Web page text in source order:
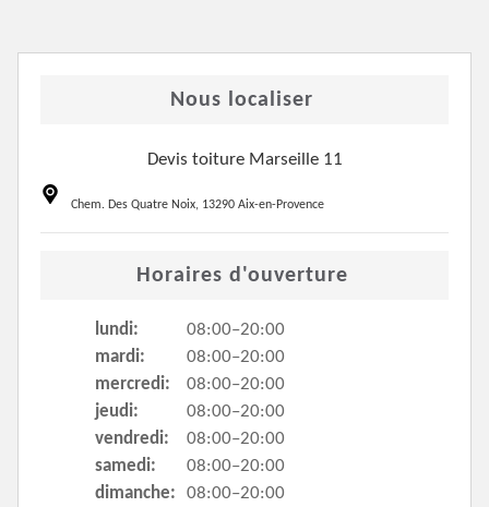
Nous localiser
Devis toiture Marseille 11
Chem. Des Quatre Noix, 13290 Aix-en-Provence
Horaires d'ouverture
lundi:
08:00–20:00
mardi:
08:00–20:00
mercredi:
08:00–20:00
jeudi:
08:00–20:00
vendredi:
08:00–20:00
samedi:
08:00–20:00
dimanche:
08:00–20:00